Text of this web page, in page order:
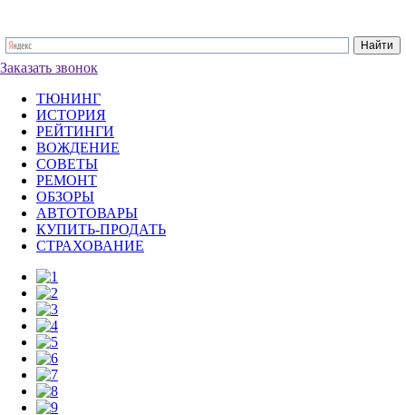
Заказать звонок
ТЮНИНГ
ИСТОРИЯ
РЕЙТИНГИ
ВОЖДЕНИЕ
СОВЕТЫ
РЕМОНТ
ОБЗОРЫ
АВТОТОВАРЫ
КУПИТЬ-ПРОДАТЬ
СТРАХОВАНИЕ